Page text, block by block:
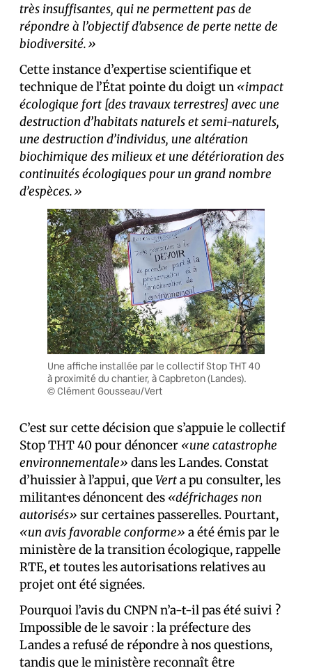
très insuffisantes, qui ne permettent pas de
répondre à l’objectif d’absence de perte nette de
biodiversité.»
Cette instance d’expertise scientifique et
technique de l’État pointe du doigt un «impact
écologique fort [des travaux terrestres] avec une
destruction d’habitats naturels et semi-naturels,
une destruction d’individus, une altération
biochimique des milieux et une détérioration des
continuités écologiques pour un grand nombre
d’espèces.»
Une affiche installée par le collectif Stop THT 40
à proximité du chantier, à Capbreton (Landes).
© Clément Gousseau/Vert
C’est sur cette décision que s’appuie le collectif
Stop THT 40 pour dénoncer «une catastrophe
environnementale» dans les Landes. Constat
d’huissier à l’appui, queVerta pu consulter, les
militant·es dénoncent des «défrichages non
autorisés» sur certaines passerelles. Pourtant,
«un avis favorable conforme» a été émis par le
ministère de la transition écologique, rappelle
RTE, et toutes les autorisations relatives au
projet ont été signées.
Pourquoi l’avis du CNPN n’a-t-il pas été suivi ?
Impossible de le savoir : la préfecture des
Landes a refusé de répondre à nos questions,
tandis que le ministère reconnaît être